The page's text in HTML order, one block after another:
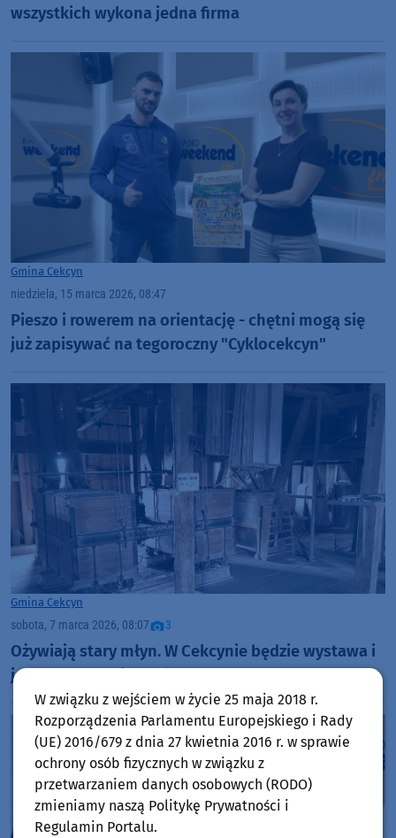
wszystkich wykona jedna firma
Gmina Cekcyn
niedziela, 15 marca 2026, 08:47
Pieszo i rowerem na orientację - chętni mogą się
już zapisywać na tegoroczny "Cyklocekcyn"
Gmina Cekcyn
sobota, 7 marca 2026, 08:07 3
Ożywiają stary młyn. W Cekcynie będzie wystawa i
jest apel organizatorów
W związku z wejściem w życie 25 maja 2018 r.
Rozporządzenia Parlamentu Europejskiego i Rady
(UE) 2016/679 z dnia 27 kwietnia 2016 r. w sprawie
ochrony osób fizycznych w związku z
przetwarzaniem danych osobowych (RODO)
zmieniamy naszą Politykę Prywatności i
Regulamin Portalu.